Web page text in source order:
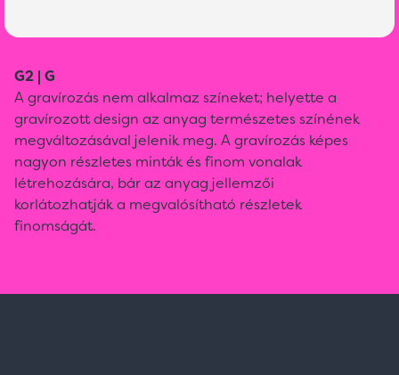
G2 | G
A gravírozás nem alkalmaz színeket; helyette a
gravírozott design az anyag természetes színének
megváltozásával jelenik meg. A gravírozás képes
nagyon részletes minták és finom vonalak
létrehozására, bár az anyag jellemzői
korlátozhatják a megvalósítható részletek
finomságát.